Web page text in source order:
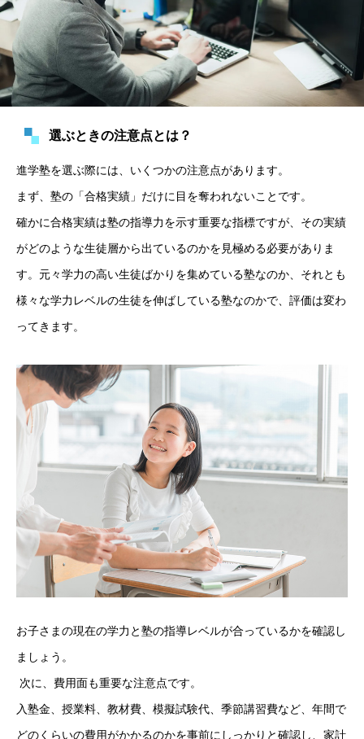
選ぶときの注意点とは？
進学塾を選ぶ際には、いくつかの注意点があります。
まず、塾の「合格実績」だけに目を奪われないことです。
確かに合格実績は塾の指導力を示す重要な指標ですが、その実績
がどのような生徒層から出ているのかを見極める必要がありま
す。元々学力の高い生徒ばかりを集めている塾なのか、それとも
様々な学力レベルの生徒を伸ばしている塾なのかで、評価は変わ
ってきます。
お子さまの現在の学力と塾の指導レベルが合っているかを確認し
ましょう。
次に、費用面も重要な注意点です。
入塾金、授業料、教材費、模擬試験代、季節講習費など、年間で
どのくらいの費用がかかるのかを事前にしっかりと確認し、家計